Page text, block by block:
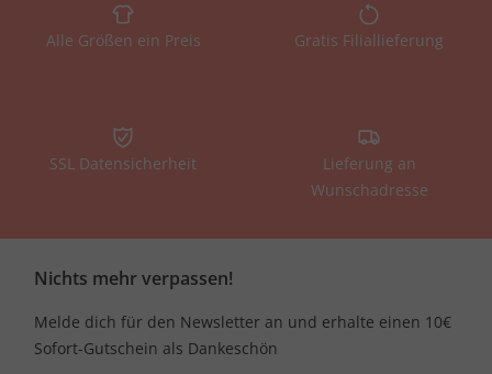
Alle Größen ein Preis Gratis Filiallieferung
SSL Datensicherheit
Lieferung an
Wunschadresse
Nichts mehr verpassen!
Melde dich für den Newsletter an und erhalte einen 10€
Sofort-Gutschein als Dankeschön